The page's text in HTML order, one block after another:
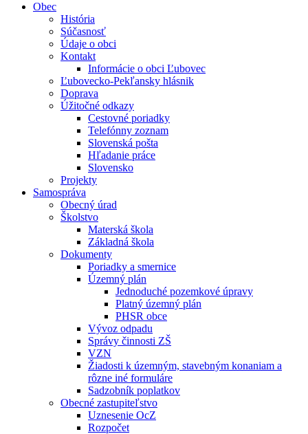
Obec
História
Súčasnosť
Údaje o obci
Kontakt
Informácie o obci Ľubovec
Ľubovecko-Pekľansky hlásnik
Doprava
Úžitočné odkazy
Cestovné poriadky
Telefónny zoznam
Slovenská pošta
Hľadanie práce
Slovensko
Projekty
Samospráva
Obecný úrad
Školstvo
Materská škola
Základná škola
Dokumenty
Poriadky a smernice
Územný plán
Jednoduché pozemkové úpravy
Platný územný plán
PHSR obce
Vývoz odpadu
Správy činnosti ZŠ
VZN
Žiadosti k územným, stavebným konaniam a
rôzne iné formuláre
Sadzobník poplatkov
Obecné zastupiteľstvo
Uznesenie OcZ
Rozpočet